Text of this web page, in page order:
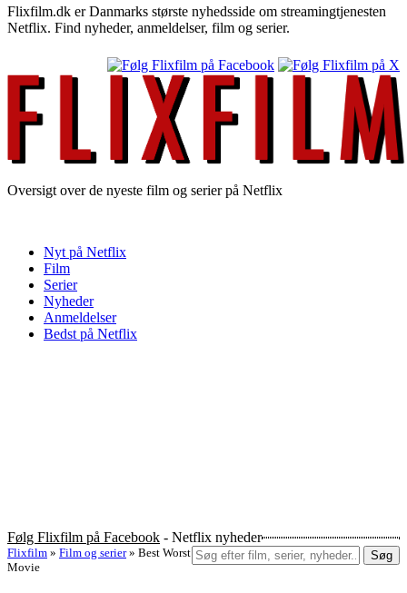
Flixfilm.dk er Danmarks største nyhedsside om streamingtjenesten
Netflix. Find nyheder, anmeldelser, film og serier.
Oversigt over de nyeste film og serier på Netflix
Nyt på Netflix
Film
Serier
Nyheder
Anmeldelser
Bedst på Netflix
Følg Flixfilm på Facebook - Netflix nyheder
Søg
Flixfilm » Film og serier » Best Worst
Movie